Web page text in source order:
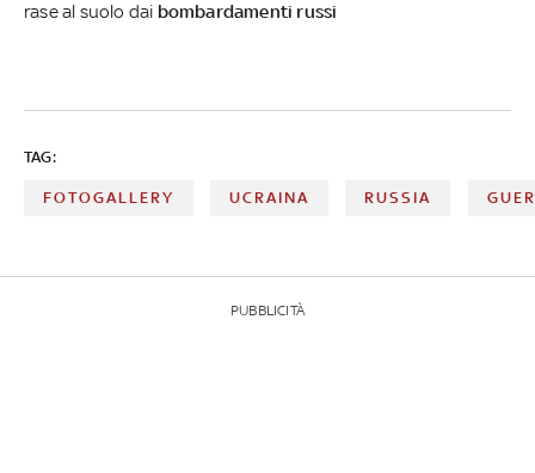
rase al suolo dai bombardamenti russi
TAG:
FOTOGALLERY UCRAINA RUSSIA
PUBBLICITÀ